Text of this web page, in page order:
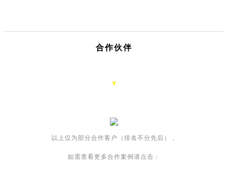
合作伙伴
▼
以上仅为部分合作客户（排名不分先后），
如需查看更多合作案例请点击：